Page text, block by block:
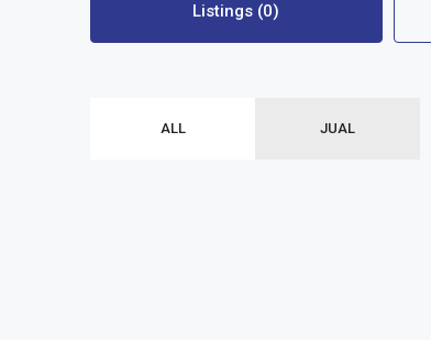
Listings (0)
ALL JUAL